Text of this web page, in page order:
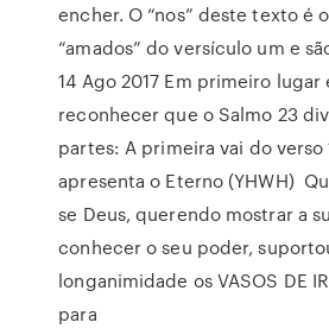
encher. O “nos” deste texto é
“amados” do versículo um e
14 Ago 2017 Em primeiro
reconhecer que o Salmo 23
partes: A primeira vai do verso
apresenta o Eterno (YHWH)
se Deus, querendo mostrar a
conhecer o seu poder,
longanimidade os VASOS DE
para